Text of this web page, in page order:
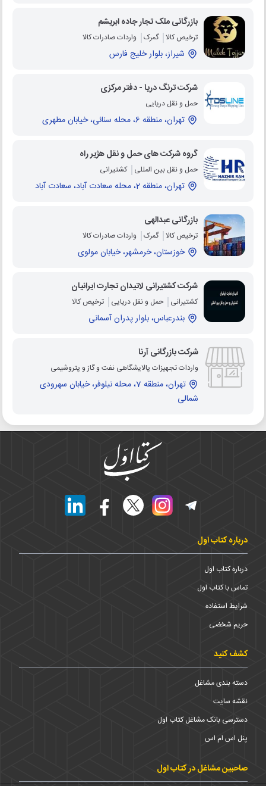
بازرگانی ملک تجار جاده ابریشم
ترخیص کالا گمرک واردات صادرات کالا
شیراز، بلوار خلیج فارس
شرکت ترنگ دریا - دفتر مرکزی
حمل و نقل دریایی
تهران، منطقه 6، محله سنائی، خیابان مطهری
گروه شرکت های حمل و نقل هژیر راه
حمل و نقل بین المللی کشتیرانی
تهران، منطقه 2، محله سعادت آباد، سعادت آباد
بازرگانی عبدالهی
ترخیص کالا گمرک واردات صادرات کالا
خوزستان، خرمشهر، خیابان مولوی
شرکت کشتیرانی لاتیدان تجارت ایرانیان
کشتیرانی حمل و نقل دریایی ترخیص کالا
بندرعباس، بلوار پدران آسمانی
شرکت بازرگانی آرنا
واردات تجهیزات پالایشگاهی نفت و گاز و پتروشیمی
تهران، منطقه 7، محله نیلوفر، خیابان سهرودی
شمالی
درباره کتاب اول
درباره کتاب اول
تماس با کتاب اول
شرایط استفاده
حریم شخضی
کشف کنید
دسته بندی مشاغل
نقشه سایت
دسترسی بانک مشاغل کتاب اول
پنل اس ام اس
صاحبین مشاغل در کتاب اول